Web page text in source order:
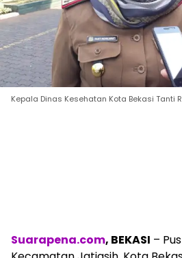
Kepala Dinas Kesehatan Kota Bekasi Tanti
Suarapena.com, BEKASI –